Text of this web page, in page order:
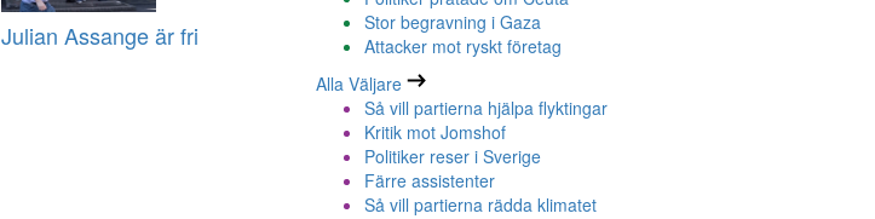
Julian Assange är fri
Stor begravning i Gaza
Attacker mot ryskt företag
Alla Väljare
Så vill partierna hjälpa flyktingar
Kritik mot Jomshof
Politiker reser i Sverige
Färre assistenter
Så vill partierna rädda klimatet